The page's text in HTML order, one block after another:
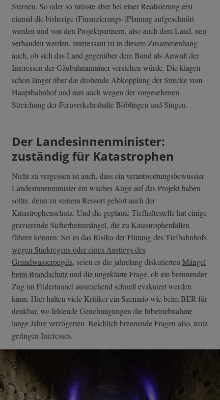
Sternen. So oder so müsste aber bei einer Realisierung erst
einmal die bisherige (Finanzierungs-)Planung aufgeschnürt
werden und von den Projektpartnern, also auch dem Land, neu
verhandelt werden. Interessant ist in diesem Zusammenhang
auch, ob sich das Land gegenüber dem Bund als Anwalt der
Interessen der Gäubahnanrainer verstehen würde. Die klagen
schon länger über die drohende Abkopplung der Strecke vom
Hauptbahnhof und nun auch wegen der vorgesehenen
Streichung der Fernverkehrshalte Böblingen und Singen.
Der Landesinnenminister:
zuständig für Katastrophen
Nicht zu vergessen ist auch, dass ein verantwortungsbewusster
Landesinnenminister ein waches Auge auf das Projekt haben
sollte, denn zu seinem Ressort gehört auch der
Katastrophenschutz. Und die geplante Tiefhaltestelle hat einige
gravierende Sicherheitsmängel, die zu Katastrophenfällen
führen können: Sei es das Risiko der Flutung des Tiefbahnhofs
wegen Starkregens oder eines Anstiegs des
Grundwasserpegels, seien es die jahrelang diskutierten Mängel
beim Brandschutzund die ungeklärte Frage, ob ein brennender
Zug im Fildertunnel ausreichend schnell evakuiert werden
kann. Hier halten viele Kritiker ein Szenario wie beim BER für
denkbar, wo fehlende Genehmigungen die Inbetriebnahme
lange Jahre verzögerten. Reichlich brennende Fragen also, trotz
geringen Interesses.